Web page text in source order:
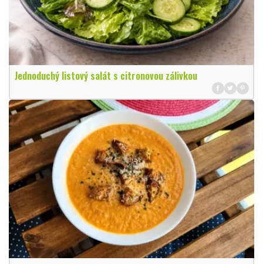
Jednoduchý listový salát s citronovou zálivkou